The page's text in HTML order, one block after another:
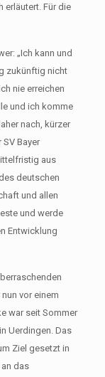
erläutert. Für die
„Ich kann und
zukünftig nicht
nie erreichen
und ich komme
nach, kürzer
Bayer
aus
deutschen
und allen
und werde
Entwicklung
vor einem
war seit Sommer
Uerdingen. Das
Ziel gesetzt in
das